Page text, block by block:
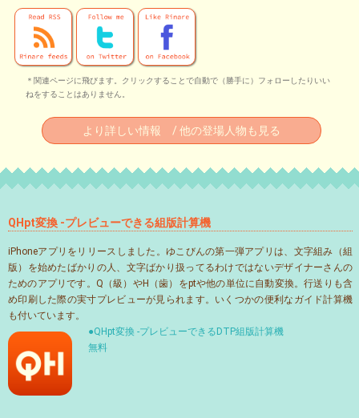
＊関連ページに飛びます。クリックすることで自動で（勝手に）フォローしたりいい
ねをすることはありません。
より詳しい情報 / 他の登場人物も見る
QHpt変換 -プレビューできる組版計算機
iPhoneアプリをリリースしました。ゆこびんの第一弾アプリは、文字組み（組
版）を始めたばかりの人、文字ばかり扱ってるわけではないデザイナーさんの
ためのアプリです。Q（級）やH（歯）をptや他の単位に自動変換。行送りも含
め印刷した際の実寸プレビューが見られます。いくつかの便利なガイド計算機
も付いています。
●QHpt変換 -プレビューできるDTP組版計算機
無料